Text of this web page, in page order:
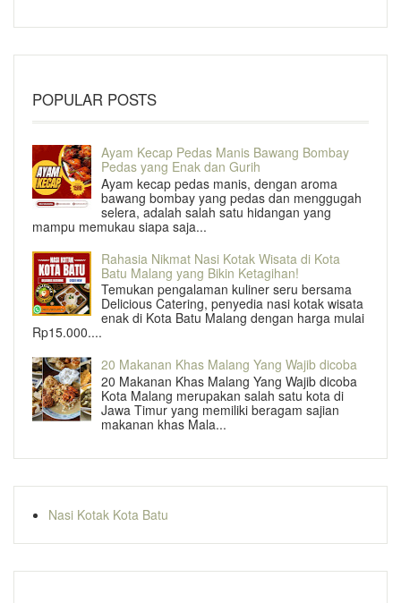
POPULAR POSTS
Ayam Kecap Pedas Manis Bawang Bombay
Pedas yang Enak dan Gurih
Ayam kecap pedas manis, dengan aroma
bawang bombay yang pedas dan menggugah
selera, adalah salah satu hidangan yang
mampu memukau siapa saja...
Rahasia Nikmat Nasi Kotak Wisata di Kota
Batu Malang yang Bikin Ketagihan!
Temukan pengalaman kuliner seru bersama
Delicious Catering, penyedia nasi kotak wisata
enak di Kota Batu Malang dengan harga mulai
Rp15.000....
20 Makanan Khas Malang Yang Wajib dicoba
20 Makanan Khas Malang Yang Wajib dicoba
Kota Malang merupakan salah satu kota di
Jawa Timur yang memiliki beragam sajian
makanan khas Mala...
Nasi Kotak Kota Batu